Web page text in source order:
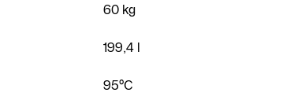
60 kg
199,4 l
95°C